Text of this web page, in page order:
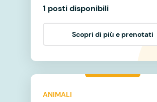
1 posti disponibili
Scopri di più e prenotati
ANIMALI